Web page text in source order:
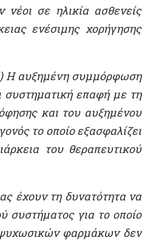
σε ηλικία ασθενείς
ενέσιμης χορήγησης
Η αυξημένη συμμόρφωση
συστηματική επαφή με τη
και του αυξημένου
το οποίο εξασφαλίζει
του θεραπευτικού
έχουν τη δυνατότητα να
συστήματος για το οποίο
φαρμάκων δεν